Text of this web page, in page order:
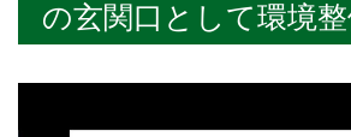
の玄関口として環境